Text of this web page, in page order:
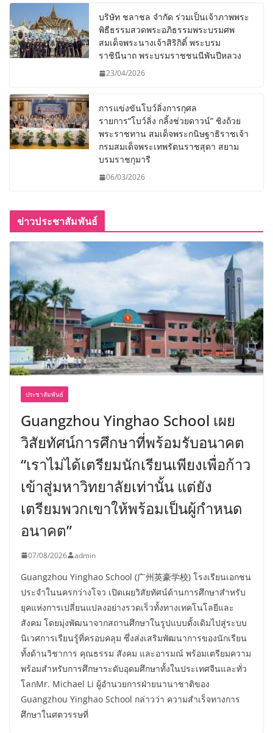
บริษัท ชลาชล จำกัด ร่วมเป็นเจ้าภาพพระ
พิธีธรรมสวดพระอภิธรรมพระบรมศพ
สมเด็จพระนางเจ้าสิริกิติ์ พระบรม
ราชินีนาถ พระบรมราชชนนีพันปีหลวง
23/04/2026
การแข่งขันโบว์ลิ่งการกุศล
รายการ“โบว์ลิ่ง กลิ้งช่วยดาวน์” ชิงถ้วย
พระราชทาน สมเด็จพระกนิษฐาธิราชเจ้า
กรมสมเด็จพระเทพรัตนราชสุดา สยาม
บรมราชกุมารี
06/03/2026
ข่าวประชาสัมพันธ์
ประชาสัมพันธ์
Guangzhou Yinghao School เผย
วิสัยทัศน์การศึกษาที่พร้อมรับอนาคต
“เราไม่ได้เตรียมนักเรียนเพียงเพื่อก้าว
เข้าสู่มหาวิทยาลัยเท่านั้น แต่ยัง
เตรียมพวกเขาให้พร้อมเป็นผู้กำหนด
อนาคต”
07/08/2026 admin
Guangzhou Yinghao School (广州英豪学校) โรงเรียนเอกชน
ประจำในนครกว่างโจว เปิดเผยวิสัยทัศน์ด้านการศึกษาสำหรับ
ยุคแห่งการเปลี่ยนแปลงอย่างรวดเร็วทั้งทางเทคโนโลยีและ
สังคม โดยมุ่งพัฒนาจากสถานศึกษาในรูปแบบดั้งเดิมไปสู่ระบบ
นิเวศการเรียนรู้ที่ครอบคลุม ซึ่งส่งเสริมพัฒนาการของนักเรียน
ทั้งด้านวิชาการ คุณธรรม สังคม และอารมณ์ พร้อมเตรียมความ
พร้อมสำหรับการศึกษาระดับอุดมศึกษาทั้งในประเทศจีนและทั่ว
โลกMr. Michael Li ผู้อำนวยการฝ่ายนานาชาติของ
Guangzhou Yinghao School กล่าวว่า ความสำเร็จทางการ
ศึกษาในศตวรรษที่